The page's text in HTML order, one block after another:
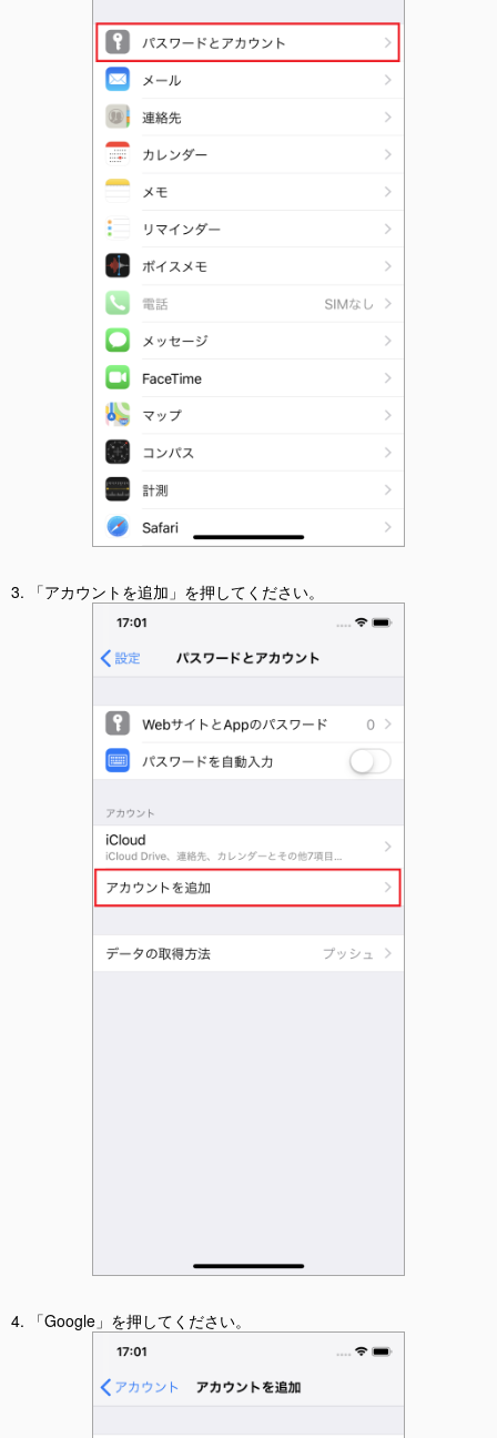
3. 「アカウントを追加」を押してください。
4. 「Google」を押してください。